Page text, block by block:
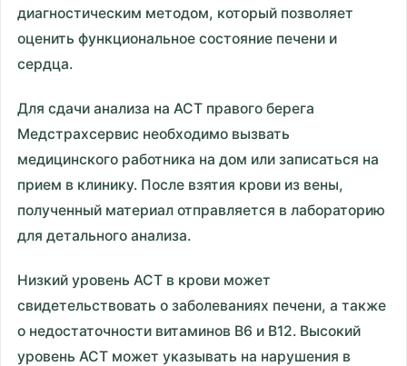
диагностическим методом, который позволяет
оценить функциональное состояние печени и
сердца.
Для сдачи анализа на АСТ правого берега
Медстрахсервис необходимо вызвать
медицинского работника на дом или записаться на
прием в клинику. После взятия крови из вены,
полученный материал отправляется в лабораторию
для детального анализа.
Низкий уровень АСТ в крови может
свидетельствовать о заболеваниях печени, а также
о недостаточности витаминов B6 и B12. Высокий
уровень АСТ может указывать на нарушения в